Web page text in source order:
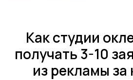
Как студии
получать 3-10
из рекламы за